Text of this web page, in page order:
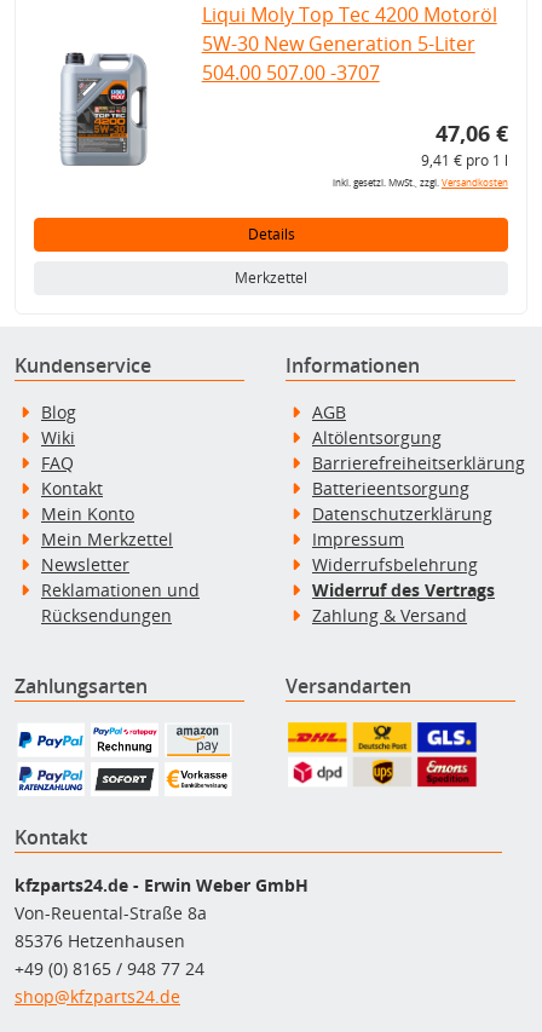
Liqui Moly Top Tec 4200 Motoröl
5W-30 New Generation 5-Liter
504.00 507.00 -3707
47,06 €
9,41 € pro 1 l
inkl. gesetzl. MwSt., zzgl.Versandkosten
Details
Merkzettel
Kundenservice
Blog
Wiki
FAQ
Kontakt
Mein Konto
Mein Merkzettel
Newsletter
Reklamationen und
Rücksendungen
Informationen
AGB
Altölentsorgung
Barrierefreiheitserklärung
Batterieentsorgung
Datenschutzerklärung
Impressum
Widerrufsbelehrung
Widerruf des Vertrags
Zahlung & Versand
Zahlungsarten Versandarten
Kontakt
kfzparts24.de - Erwin Weber GmbH
Von-Reuental-Straße 8a
85376 Hetzenhausen
+49 (0) 8165 / 948 77 24
shop@kfzparts24.de